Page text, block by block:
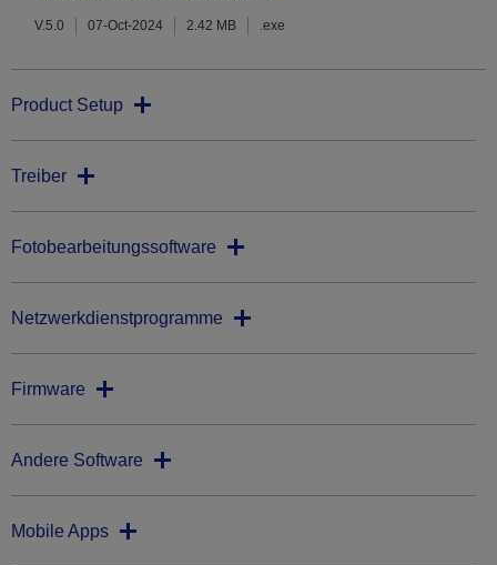
V.5.0 07-Oct-2024 2.42 MB .exe
Product Setup
Treiber
Fotobearbeitungssoftware
Netzwerkdienstprogramme
Firmware
Andere Software
Mobile Apps